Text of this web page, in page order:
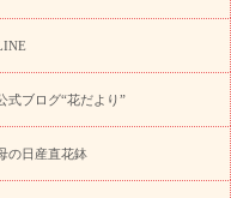
)
急便 お祝い商品一覧
・快気祝い
フラワー
式ブログ“花だより”
の日産直花鉢